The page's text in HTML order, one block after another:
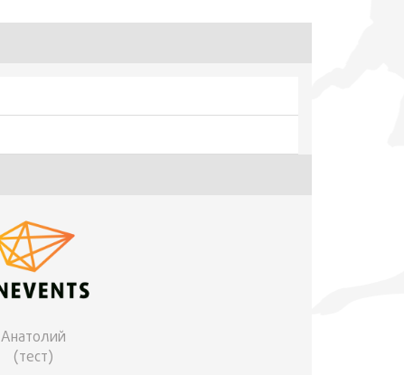
Анатолий
(тест)